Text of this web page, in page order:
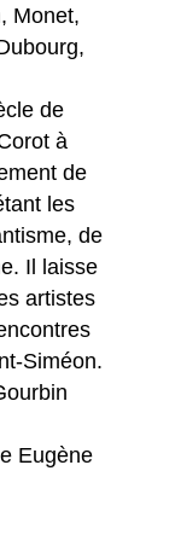
Monet,
de
à
de
les
de
Il laisse
artistes
Siméon.
Eugène